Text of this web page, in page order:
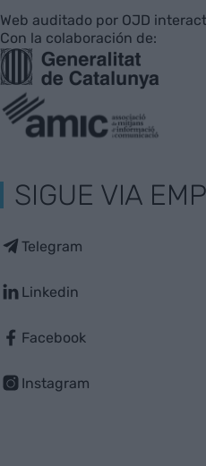
Web auditado por OJD
Con la colaboración de:
SIGUE VIA
Telegram
Linkedin
Facebook
Instagram